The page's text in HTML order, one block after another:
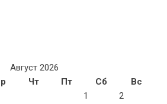
Август 2026
Чт Пт Сб
Вс
1
2